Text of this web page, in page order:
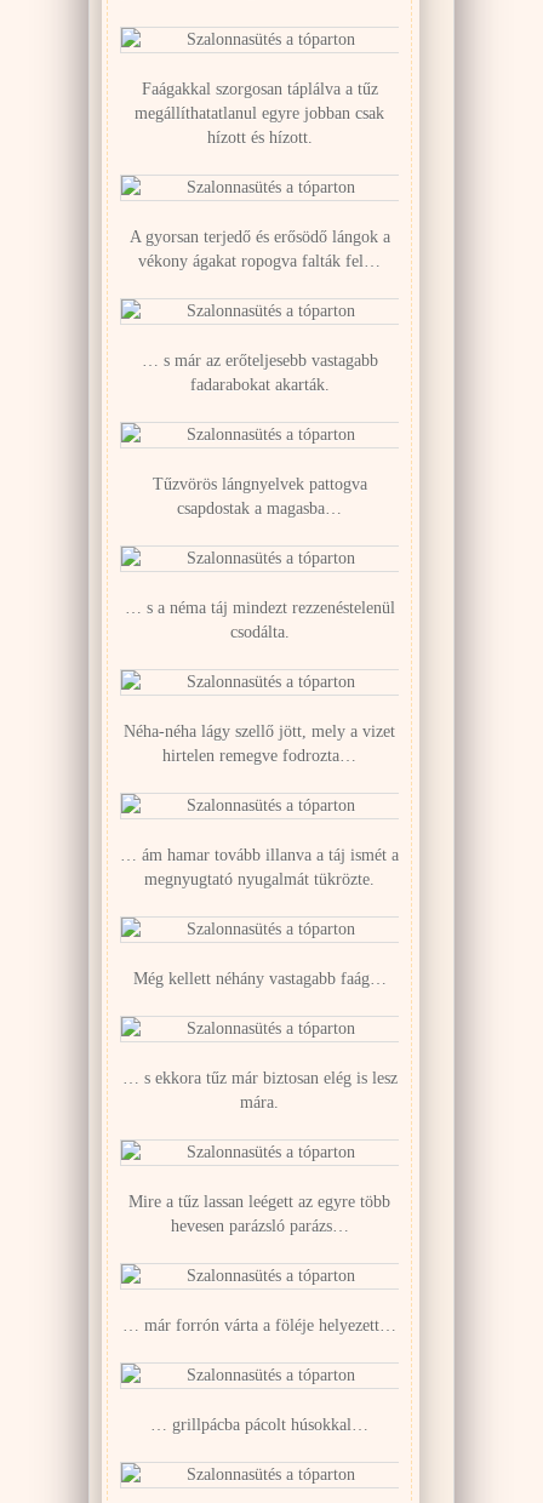
Faágakkal szorgosan táplálva a tűz
megállíthatatlanul egyre jobban csak
hízott és hízott.
A gyorsan terjedő és erősödő lángok a
vékony ágakat ropogva falták fel…
… s már az erőteljesebb vastagabb
fadarabokat akarták.
Tűzvörös lángnyelvek pattogva
csapdostak a magasba…
… s a néma táj mindezt rezzenéstelenül
csodálta.
Néha-néha lágy szellő jött, mely a vizet
hirtelen remegve fodrozta…
… ám hamar tovább illanva a táj ismét a
megnyugtató nyugalmát tükrözte.
Még kellett néhány vastagabb faág…
… s ekkora tűz már biztosan elég is lesz
mára.
Mire a tűz lassan leégett az egyre több
hevesen parázsló parázs…
… már forrón várta a föléje helyezett…
… grillpácba pácolt húsokkal…